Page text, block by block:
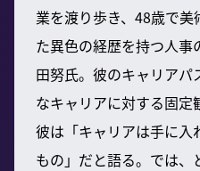
業を渡り歩き、48歳で
た異色の経歴を持つ人
田努氏。彼のキャリアパ
なキャリアに対する固定
彼は「キャリアは手に入
もの」だと語る。では